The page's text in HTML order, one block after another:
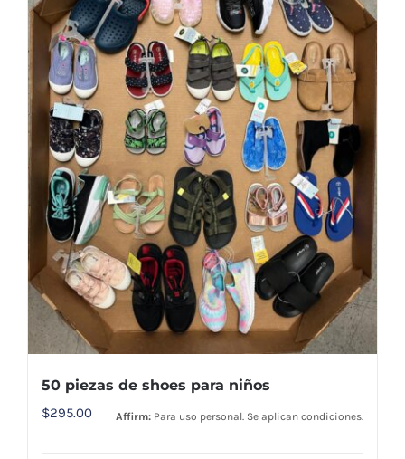
50 piezas de shoes para niños
$295.00 Affirm: Para uso personal. Se aplican condiciones.